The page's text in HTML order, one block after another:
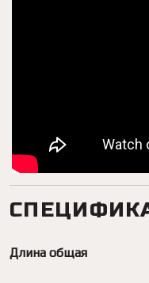
Длина общая